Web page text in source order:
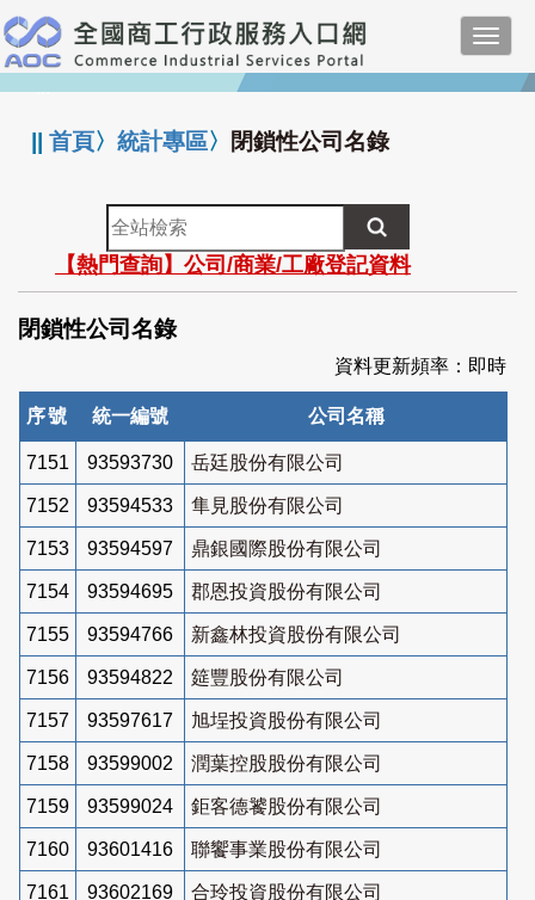
跳
到
主
要
:::
||首頁〉統計專區〉 閉鎖性公司名錄
全
站
檢
索
【熱門查詢】公司/商業/工廠登記資料
閉鎖性公司名錄
資料更新頻率：即時
序號 統一編號 公司名稱
7151 93593730 岳廷股份有限公司
7152 93594533 隼見股份有限公司
7153 93594597 鼎銀國際股份有限公司
7154 93594695 郡恩投資股份有限公司
7155 93594766 新鑫林投資股份有限公司
7156 93594822 筵豐股份有限公司
7157 93597617 旭埕投資股份有限公司
7158 93599002 潤葉控股股份有限公司
7159 93599024 鉅客德饕股份有限公司
7160 93601416 聯饗事業股份有限公司
7161 93602169 合玲投資股份有限公司